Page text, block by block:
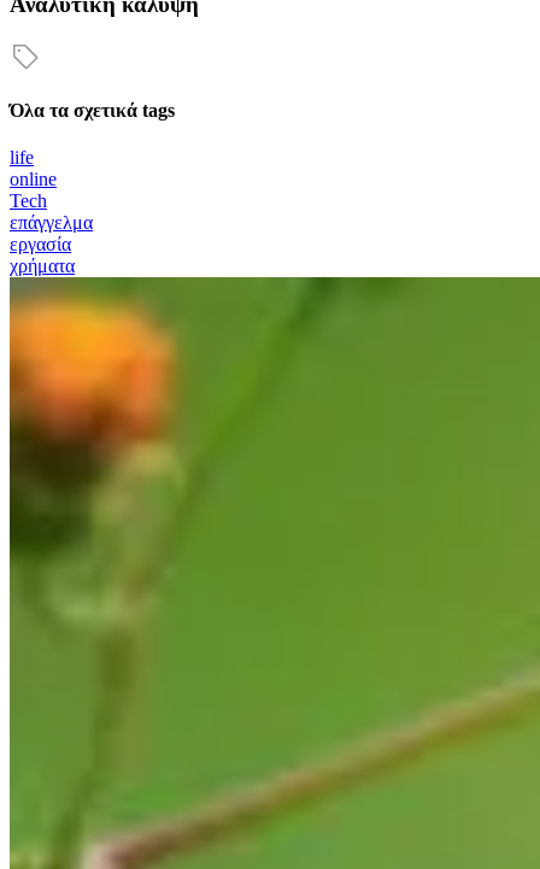
Όλα τα σχετικά tags
life
online
Tech
επάγγελμα
εργασία
χρήματα